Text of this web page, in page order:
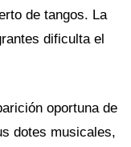
de tangos. La
dificulta el
oportuna de
dotes musicales,